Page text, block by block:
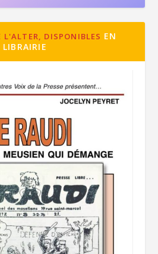
L'ALTER, DISPONIBLES EN
LIBRAIRIE